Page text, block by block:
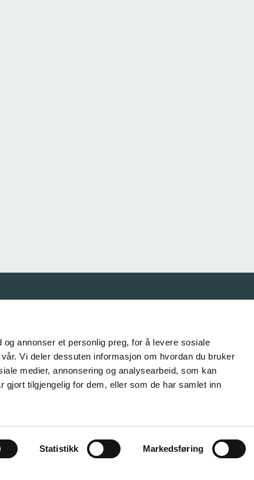
annonser et personlig preg, for å levere sosiale
Vi deler dessuten informasjon om hvordan du bruker
medier, annonsering og analysearbeid, som kan
gjort tilgjengelig for dem, eller som de har samlet inn
Statistikk Markedsføring